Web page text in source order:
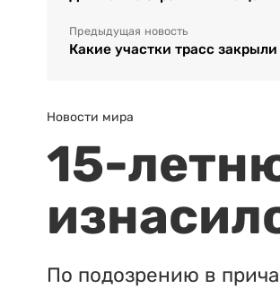
Предыдущая новость
Какие участки трасс
Новости мира
15-
По подозрению в